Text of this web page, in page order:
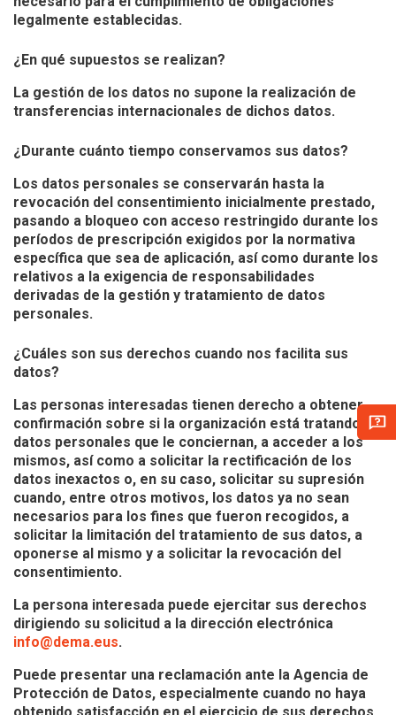
legalmente establecidas.
¿En qué supuestos se realizan?
La gestión de los datos no supone la realización de
transferencias internacionales de dichos datos.
¿Durante cuánto tiempo conservamos sus datos?
Los datos personales se conservarán hasta la
revocación del consentimiento inicialmente prestado,
pasando a bloqueo con acceso restringido durante los
períodos de prescripción exigidos por la normativa
específica que sea de aplicación, así como durante los
relativos a la exigencia de responsabilidades
derivadas de la gestión y tratamiento de datos
personales.
¿Cuáles son sus derechos cuando nos facilita sus
datos?
Las personas interesadas tienen derecho a obtener
confirmación sobre si la organización está tratando
datos personales que le conciernan, a acceder a los
mismos, así como a solicitar la rectificación de los
datos inexactos o, en su caso, solicitar su supresión
cuando, entre otros motivos, los datos ya no sean
necesarios para los fines que fueron recogidos, a
solicitar la limitación del tratamiento de sus datos, a
oponerse al mismo y a solicitar la revocación del
consentimiento.
La persona interesada puede ejercitar sus derechos
dirigiendo su solicitud a la dirección electrónica
info@dema.eus.
Puede presentar una reclamación ante la Agencia de
Protección de Datos, especialmente cuando no haya